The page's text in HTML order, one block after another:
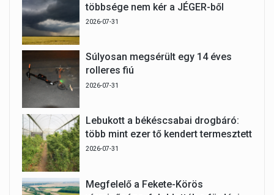
többsége nem kér a JÉGER-ből
2026-07-31
Súlyosan megsérült egy 14 éves
rolleres fiú
2026-07-31
Lebukott a békéscsabai drogbáró:
több mint ezer tő kendert termesztett
2026-07-31
Megfelelő a Fekete-Körös